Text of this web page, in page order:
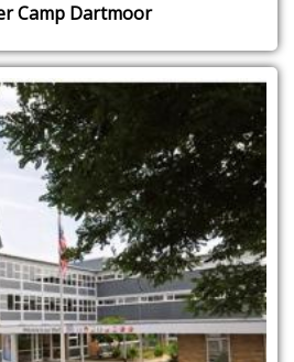
Camp Dartmoor